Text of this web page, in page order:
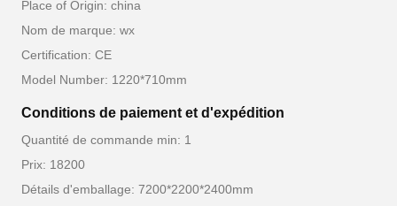
Place of Origin: china
Nom de marque: wx
Certification: CE
Model Number: 1220*710mm
Conditions de paiement et d'expédition
Quantité de commande min: 1
Prix: 18200
Détails d'emballage: 7200*2200*2400mm